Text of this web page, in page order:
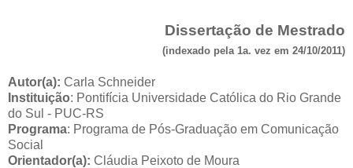
Dissertação de Mestrado
(indexado pela 1a. vez em 24/10/2011)
Autor(a): Carla Schneider
Instituição: Pontifícia Universidade Católica do Rio Grande
do Sul - PUC-RS
Programa: Programa de Pós-Graduação em Comunicação
Social
Orientador(a): Cláudia Peixoto de Moura